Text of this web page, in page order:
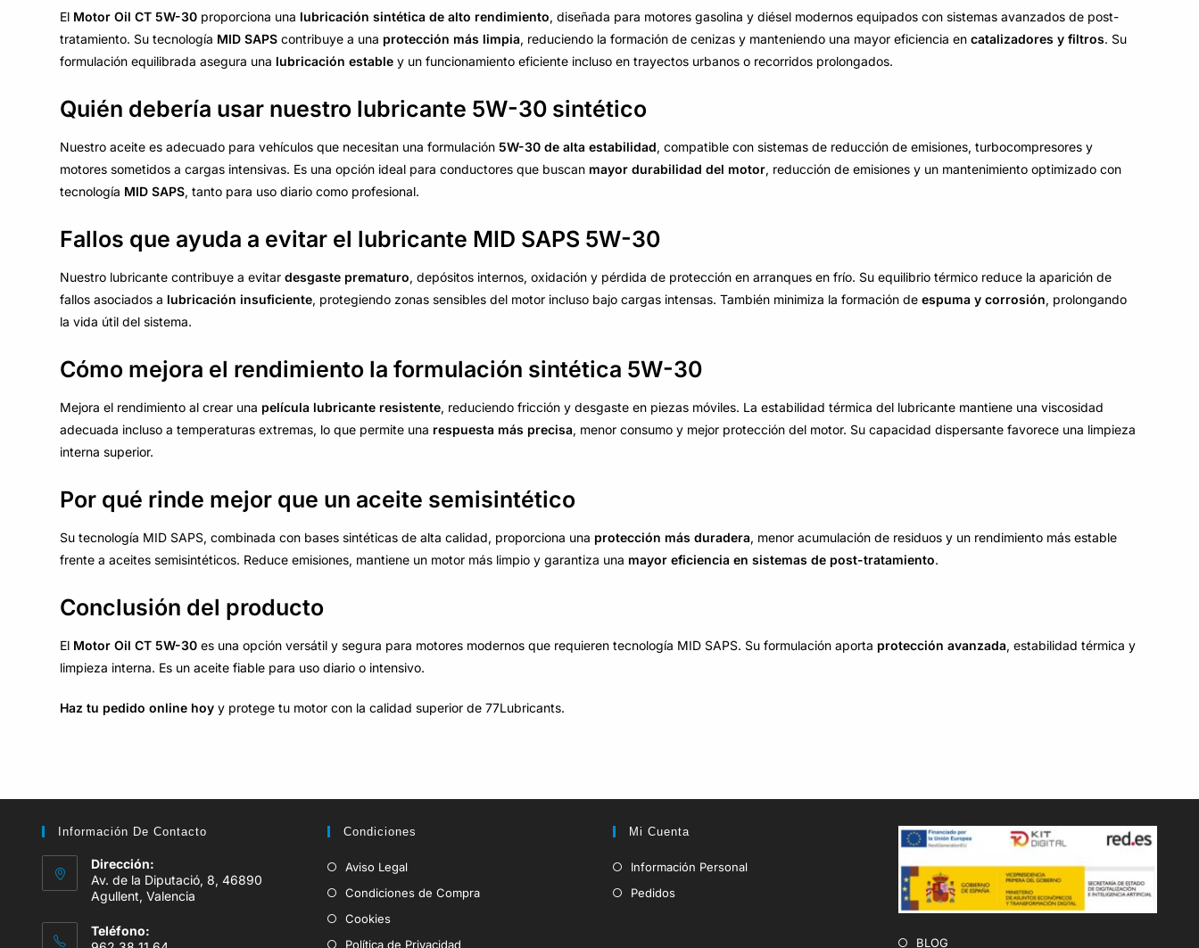
El Motor Oil CT 5W-30 proporciona una lubricación sintética de alto rendimiento, diseñada para motores gasolina y diésel modernos equipados con sistemas avanzados de post-
tratamiento. Su tecnología MID SAPS contribuye a una protección más limpia, reduciendo la formación de cenizas y manteniendo una mayor eficiencia encatalizadores y filtros. Su
formulación equilibrada asegura una lubricación estable y un funcionamiento eficiente incluso en trayectos urbanos o recorridos prolongados.
Quién debería usar nuestro lubricante 5W-30 sintético
Nuestro aceite es adecuado para vehículos que necesitan una formulación5W-30 de alta estabilidad, compatible con sistemas de reducción de emisiones, turbocompresores y
motores sometidos a cargas intensivas. Es una opción ideal para conductores que buscan mayor durabilidad del motor, reducción de emisiones y un mantenimiento optimizado con
tecnología MID SAPS, tanto para uso diario como profesional.
Fallos que ayuda a evitar el lubricante MID SAPS 5W-30
Nuestro lubricante contribuye a evitardesgaste prematuro, depósitos internos, oxidación y pérdida de protección en arranques en frío. Su equilibrio térmico reduce la aparición de
fallos asociados a lubricación insuficiente, protegiendo zonas sensibles del motor incluso bajo cargas intensas. También minimiza la formación deespuma y corrosión, prolongando
la vida útil del sistema.
Cómo mejora el rendimiento la formulación sintética 5W-30
Mejora el rendimiento al crear una película lubricante resistente, reduciendo fricción y desgaste en piezas móviles. La estabilidad térmica del lubricante mantiene una viscosidad
adecuada incluso a temperaturas extremas, lo que permite una respuesta más precisa, menor consumo y mejor protección del motor. Su capacidad dispersante favorece una limpieza
interna superior.
Por qué rinde mejor que un aceite semisintético
Su tecnología MID SAPS, combinada con bases sintéticas de alta calidad, proporciona una protección más duradera, menor acumulación de residuos y un rendimiento más estable
frente a aceites semisintéticos. Reduce emisiones, mantiene un motor más limpio y garantiza una mayor eficiencia en sistemas de post-tratamiento.
Conclusión del producto
El Motor Oil CT 5W-30 es una opción versátil y segura para motores modernos que requieren tecnología MID SAPS. Su formulación aporta protección avanzada, estabilidad térmica y
limpieza interna. Es un aceite fiable para uso diario o intensivo.
Haz tu pedido online hoy y protege tu motor con la calidad superior de 77Lubricants.
Información De Contacto
Dirección:
Av. de la Diputació, 8, 46890
Agullent, Valencia
Teléfono:
Condiciones
Aviso Legal
Condiciones de Compra
Cookies
Política de Privacidad
Mi Cuenta
Información Personal
Pedidos
BLOG